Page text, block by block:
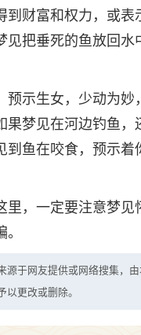
到财富和权力，或
见把垂死的鱼放回
预示生女，少动为
果梦见在河边钓鱼
到鱼在咬食，预示
里，一定要注意梦
源于网友提供或网络搜集，
更改或删除。